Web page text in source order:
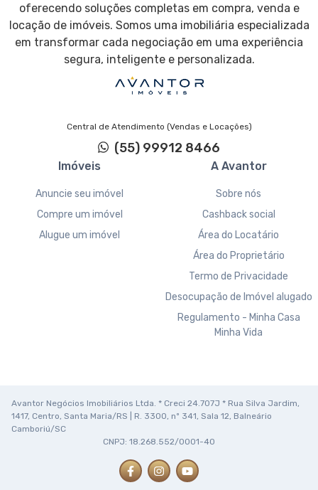
oferecendo soluções completas em compra, venda e
locação de imóveis. Somos uma imobiliária especializada
em transformar cada negociação em uma experiência
segura, inteligente e personalizada.
Central de Atendimento (Vendas e Locações)
(55) 99912 8466
Imóveis
Anuncie seu imóvel
Compre um imóvel
Alugue um imóvel
A Avantor
Sobre nós
Cashback social
Área do Locatário
Área do Proprietário
Termo de Privacidade
Desocupação de Imóvel alugado
Regulamento - Minha Casa
Minha Vida
Avantor Negócios Imobiliários Ltda. * Creci 24.707J * Rua Silva Jardim,
1417, Centro, Santa Maria/RS | R. 3300, nº 341, Sala 12, Balneário
Camboriú/SC
CNPJ: 18.268.552/0001-40